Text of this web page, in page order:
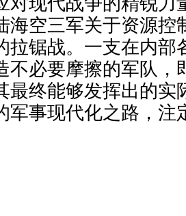
海空三军关于资源控
拉锯战。一支在内部
不必要摩擦的军队，
最终能够发挥出的实
军事现代化之路，注